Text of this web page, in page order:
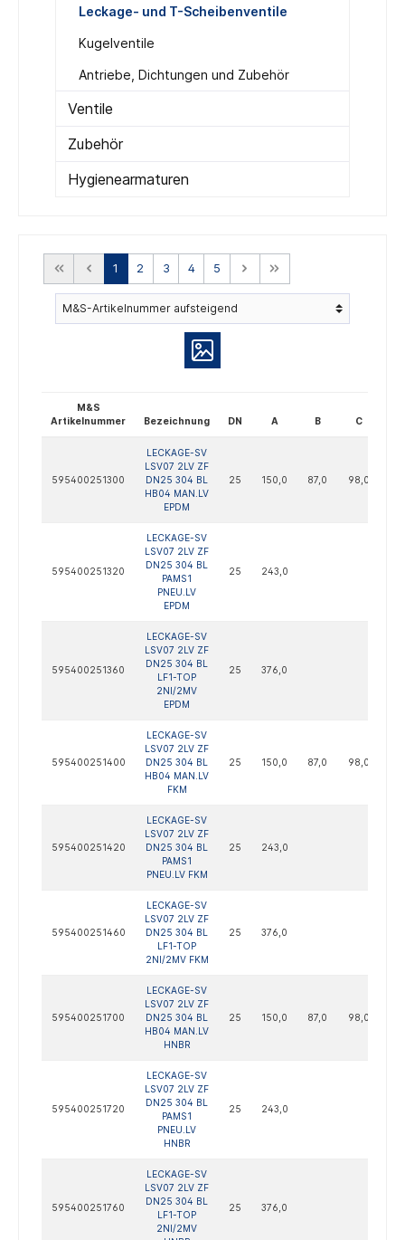
Leckage- und T-Scheibenventile
Kugelventile
Antriebe, Dichtungen und Zubehör
Ventile
Zubehör
Hygienearmaturen
1 2 3 4 5
M&S
Artikelnummer
Bezeichnung DN A B C
595400251300
LECKAGE-SV
LSV07 2LV ZF
DN25 304 BL
HB04 MAN.LV
EPDM
25 150,0 87,0 98,0
595400251320
LECKAGE-SV
LSV07 2LV ZF
DN25 304 BL
PAMS1
PNEU.LV
EPDM
25 243,0
595400251360
LECKAGE-SV
LSV07 2LV ZF
DN25 304 BL
LF1-TOP
2NI/2MV
EPDM
25 376,0
595400251400
LECKAGE-SV
LSV07 2LV ZF
DN25 304 BL
HB04 MAN.LV
FKM
25 150,0 87,0 98,0
595400251420
LECKAGE-SV
LSV07 2LV ZF
DN25 304 BL
PAMS1
PNEU.LV FKM
25 243,0
595400251460
LECKAGE-SV
LSV07 2LV ZF
DN25 304 BL
LF1-TOP
2NI/2MV FKM
25 376,0
595400251700
LECKAGE-SV
LSV07 2LV ZF
DN25 304 BL
HB04 MAN.LV
HNBR
25 150,0 87,0 98,0
595400251720
LECKAGE-SV
LSV07 2LV ZF
DN25 304 BL
PAMS1
PNEU.LV
HNBR
25 243,0
595400251760
LECKAGE-SV
LSV07 2LV ZF
DN25 304 BL
LF1-TOP
2NI/2MV
25 376,0